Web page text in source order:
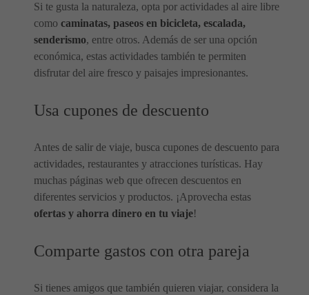
Si te gusta la naturaleza, opta por actividades al aire libre
como caminatas, paseos en bicicleta, escalada,
senderismo, entre otros. Además de ser una opción
económica, estas actividades también te permiten
disfrutar del aire fresco y paisajes impresionantes.
Usa cupones de descuento
Antes de salir de viaje, busca cupones de descuento para
actividades, restaurantes y atracciones turísticas. Hay
muchas páginas web que ofrecen descuentos en
diferentes servicios y productos. ¡Aprovecha estas
ofertas y ahorra dinero en tu viaje!
Comparte gastos con otra pareja
Si tienes amigos que también quieren viajar, considera la